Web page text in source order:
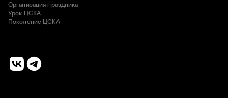
Организация праздника
Урок ЦСКА
Поколение ЦСКА